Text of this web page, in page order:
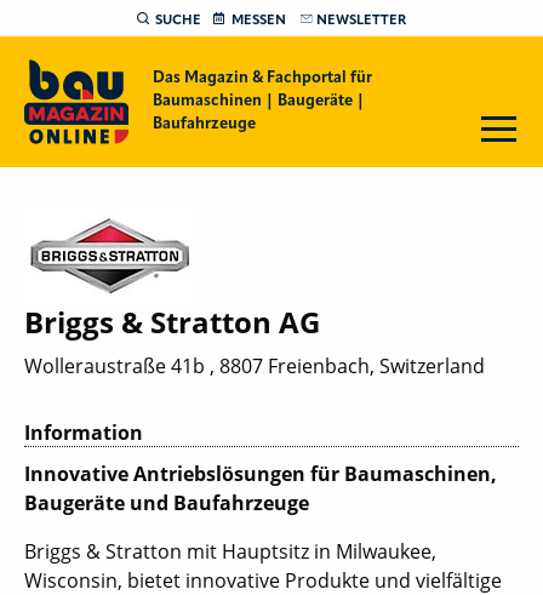
SUCHE MESSEN NEWSLETTER
Das Magazin & Fachportal für
Baumaschinen | Baugeräte |
Baufahrzeuge
Briggs & Stratton AG
Wolleraustraße 41b , 8807 Freienbach, Switzerland
Information
Innovative Antriebslösungen für Baumaschinen,
Baugeräte und Baufahrzeuge
Briggs & Stratton mit Hauptsitz in Milwaukee,
Wisconsin, bietet innovative Produkte und vielfältige